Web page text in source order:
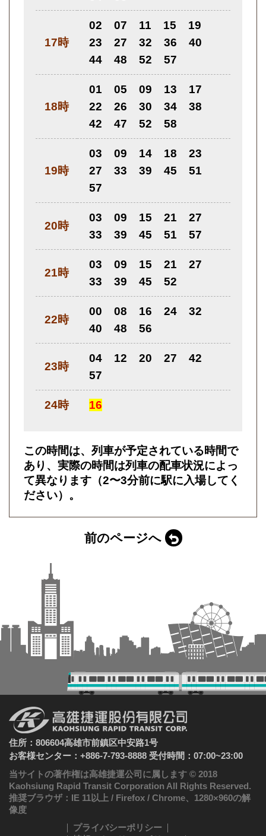
17時
02 07 11 15
19
23
27 32 36
40
44
48 52 57
18時
01 05 09 13
17
22
26 30 34
38
42
47 52 58
19時
03 09 14 18
23
27
33 39 45
51
57
20時
03 09 15 21
27
33
39 45 51 57
21時
03 09 15 21
27
33
39 45 52
22時
00 08 16 24
32
40
48 56
23時
04 12 20 27
42
57
24時 16
この時間は、列車が予定されている時間で
あり、実際の時間は列車の配車状況によっ
て異なります（2〜3分前に駅に入場してく
ださい）。
前のページへ
住所：806604高雄市前鎮区中安路1号
お客様センター：+886-7-793-8888 受付時間：07:00~23:00
当サイトの著作権は高雄捷運公司に属します © 2018
Kaohsiung Rapid Transit Corporation All Rights Reserved.
推奨ブラウザ：IE 11以上 / Firefox / Chrome、1280×960の解
像度
プライバシーポリシー